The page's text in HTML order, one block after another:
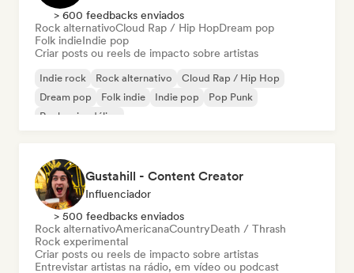
> 600 feedbacks enviados
Rock alternativoCloud Rap / Hip HopDream pop
Folk indieIndie pop
Criar posts ou reels de impacto sobre artistas
Indie rock Rock alternativo
Cloud Rap / Hip Hop
Dream pop
Folk indie Indie pop
Pop Punk
Rock psicodélico
Gustahill - Content Creator
Influenciador
> 500 feedbacks enviados
Rock alternativoAmericanaCountryDeath / Thrash
Rock experimental
Criar posts ou reels de impacto sobre artistas
Entrevistar artistas na rádio, em vídeo ou podcast